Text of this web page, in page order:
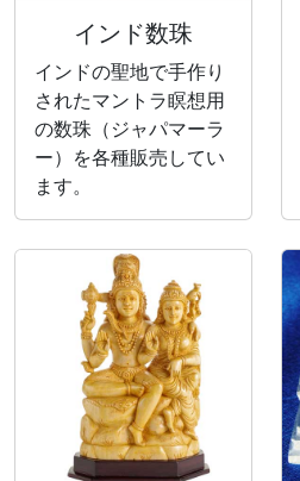
インド数珠
インドの聖地で手作り
されたマントラ瞑想用
の数珠（ジャパマーラ
ー）を各種販売してい
ます。